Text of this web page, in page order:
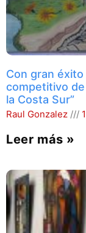
Con gran
competitivo de
la Costa Sur”
Raul Gonzalez
Leer más »